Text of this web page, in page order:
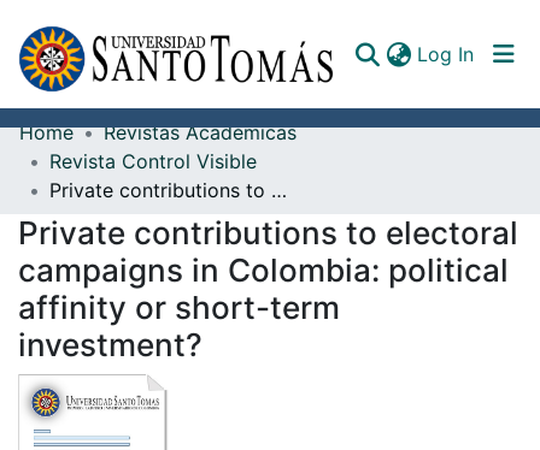
Log In
Communities & Collections
All of DSpace
Documents
Home
Revistas Académicas
Revista Control Visible
Private contributions to electoral campaigns in Colombia: political affinity or short-term investment?
Private contributions to electoral
campaigns in Colombia: political
affinity or short-term
investment?